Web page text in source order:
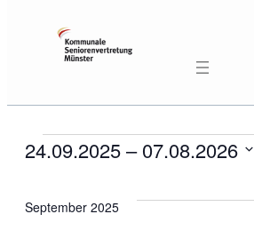
Veranstaltungen
24.09.2025 – 07.08.2026
September 2025